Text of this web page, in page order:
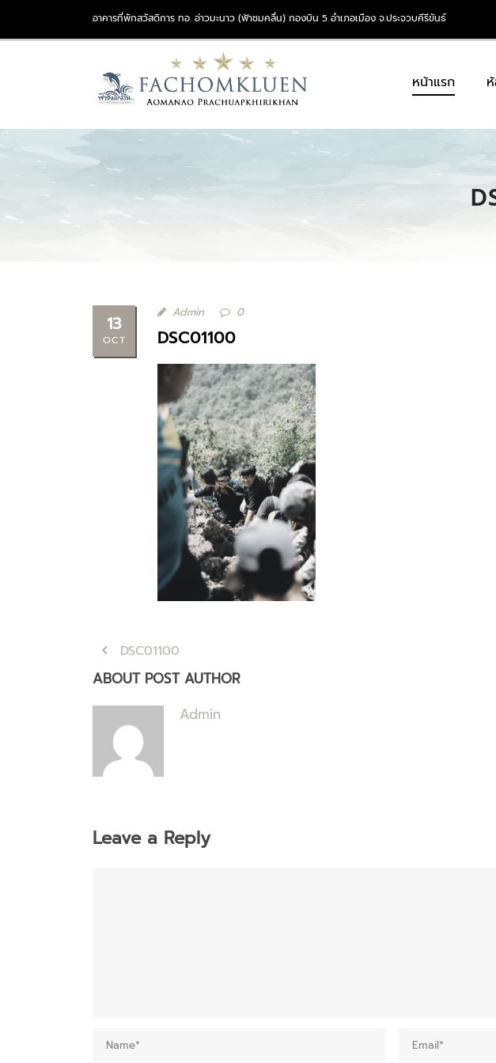
อาคารที่พักสวัสดิการ ทอ. อ่าวมะนาว (ฟ้าชมคลื่น) กองบิน 5 อำเภอเมือง จ.ประจวบคีรีขันธ์
หน้าแรก
13
OCT
Admin 0
DSC01100
DSC01100
ABOUT POST AUTHOR
Admin
Leave a Reply